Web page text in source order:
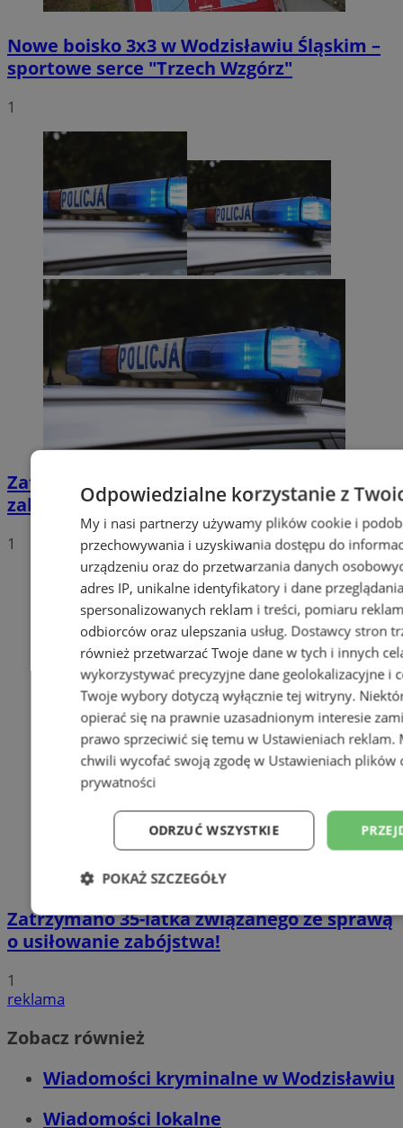
Nowe boisko 3x3 w Wodzisławiu Śląskim –
sportowe serce "Trzech Wzgórz"
1
Zatrzymany za złamanie podwójnego
zakazu prowadzenia pojazdów!
1
Zatrzymano 35-latka związanego ze sprawą
o usiłowanie zabójstwa!
1
reklama
Zobacz również
Wiadomości kryminalne w Wodzisławiu
Wiadomości lokalne
Odpowiedzialne korzystanie z
My i nasi partnerzy używamy plików cookie i
przechowywania i uzyskiwania dostępu do
urządzeniu oraz do przetwarzania danych
adres IP, unikalne identyfikatory i dane
spersonalizowanych reklam i treści, pomiaru
odbiorców oraz ulepszania usług. Dostawcy stron
również przetwarzać Twoje dane w tych i innych
wykorzystywać precyzyjne dane geolokalizacyjne i
Twoje wybory dotyczą wyłącznie tej witryny.
opierać się na prawnie uzasadnionym interesie
prawo sprzeciwić się temu w Ustawieniach reklam.
chwili wycofać swoją zgodę w Ustawieniach plików
prywatności
ODRZUĆ WSZYSTKIE
POKAŻ SZCZEGÓŁY
Niezbędne Wydajność
Niezbędne Wydajność